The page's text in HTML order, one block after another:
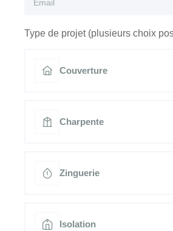
Type de projet (plusieurs choix
Couverture
Charpente
Zinguerie
Isolation